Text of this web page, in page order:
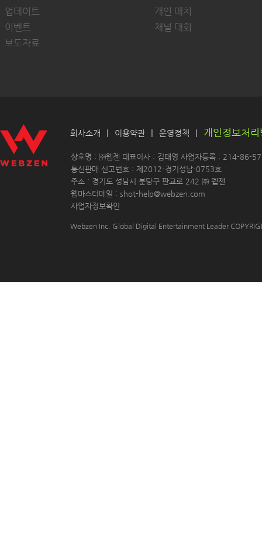
업데이트
이벤트
보도자료
개인 매치
채널 대회
회사소개 | 이용약관 | 운영정책 | 개인정보처
상호명 : ㈜웹젠 대표이사 : 김태영 사업자등록 : 214-86-
통신판매 신고번호 : 제2012-경기성남-0753호
주소 : 경기도 성남시 분당구 판교로 242 ㈜ 웹젠
웹마스터메일 : shot-help@webzen.com
사업자정보확인
Webzen Inc. Global Digital Entertainment Leader